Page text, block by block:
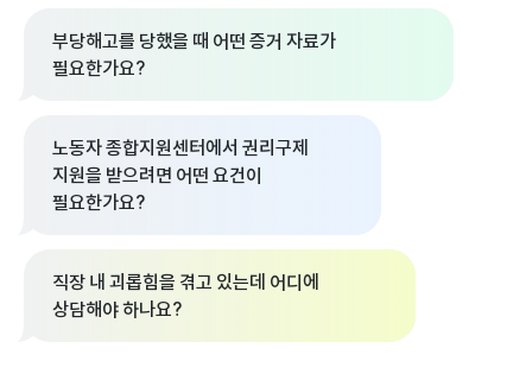
부당해고를 당했을 때 어떤 증거 자료가
필요한가요?
노동자 종합지원센터에서 권리구제
지원을 받으려면 어떤 요건이
필요한가요?
직장 내 괴롭힘을 겪고 있는데 어디에
상담해야 하나요?